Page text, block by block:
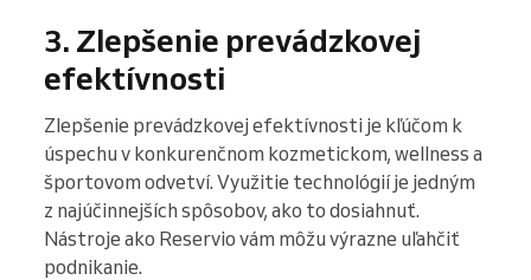
3. Zlepšenie prevádzkovej
efektívnosti
Zlepšenie prevádzkovej efektívnosti je kľúčom k
úspechu v konkurenčnom kozmetickom, wellness a
športovom odvetví. Využitie technológií je jedným
z najúčinnejších spôsobov, ako to dosiahnuť.
Nástroje ako Reservio vám môžu výrazne uľahčiť
podnikanie.